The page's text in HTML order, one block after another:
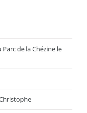
de la Chézine le